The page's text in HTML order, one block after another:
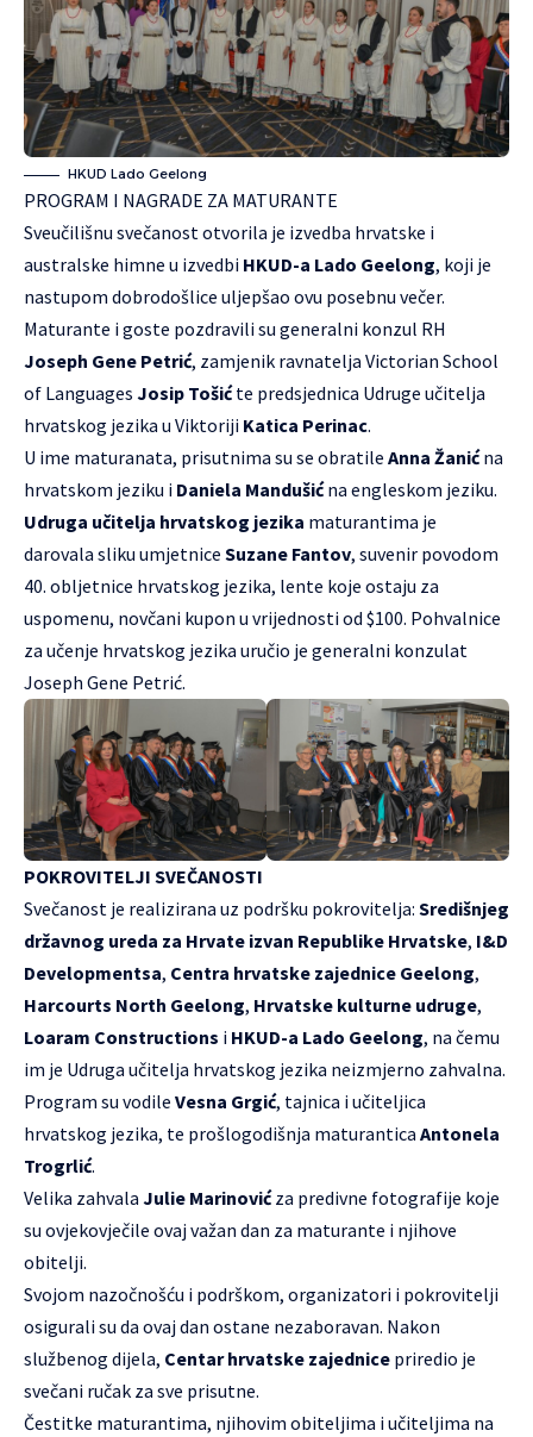
HKUD Lado Geelong
PROGRAM I NAGRADE ZA MATURANTE
Sveučilišnu svečanost otvorila je izvedba hrvatske i
australske himne u izvedbi HKUD-a Lado Geelong, koji je
nastupom dobrodošlice uljepšao ovu posebnu večer.
Maturante i goste pozdravili su generalni konzul RH
Joseph Gene Petrić, zamjenik ravnatelja Victorian School
of Languages Josip Tošićte predsjednica Udruge učitelja
hrvatskog jezika u Viktoriji Katica Perinac.
U ime maturanata, prisutnima su se obratile Anna Žanićna
hrvatskom jeziku i Daniela Mandušićna engleskom jeziku.
Udruga učitelja hrvatskog jezika maturantima je
darovala sliku umjetnice Suzane Fantov, suvenir povodom
40. obljetnice hrvatskog jezika, lente koje ostaju za
uspomenu, novčani kupon u vrijednosti od $100. Pohvalnice
za učenje hrvatskog jezika uručio je generalni konzulat
Joseph Gene Petrić.
POKROVITELJI SVEČANOSTI
Svečanost je realizirana uz podršku pokrovitelja: Središnjeg
državnog ureda za Hrvate izvan Republike Hrvatske, I&D
Developmentsa, Centra hrvatske zajednice Geelong,
Harcourts North Geelong, Hrvatske kulturne udruge,
Loaram Constructions i HKUD-a Lado Geelong, na čemu
im je Udruga učitelja hrvatskog jezika neizmjerno zahvalna.
Program su vodile Vesna Grgić, tajnica i učiteljica
hrvatskog jezika, te prošlogodišnja maturantica Antonela
Trogrlić.
Velika zahvala Julie Marinovićza predivne fotografije koje
su ovjekovječile ovaj važan dan za maturante i njihove
obitelji.
Svojom nazočnošću i podrškom, organizatori i pokrovitelji
osigurali su da ovaj dan ostane nezaboravan. Nakon
službenog dijela, Centar hrvatske zajednice priredio je
svečani ručak za sve prisutne.
Čestitke maturantima, njihovim obiteljima i učiteljima na